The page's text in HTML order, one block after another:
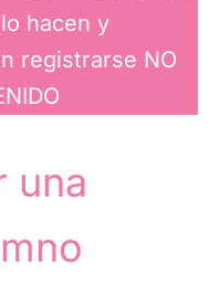
hacen y
registrarse NO
una